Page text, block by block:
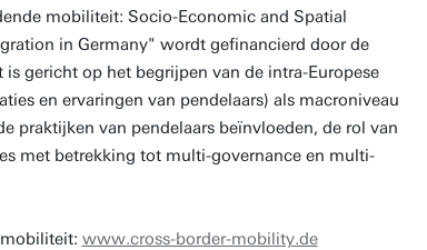
mobiliteit: Socio-Economic and Spatial
in Germany" wordt gefinancierd door de
gericht op het begrijpen van de intra-Europese
en ervaringen van pendelaars) als macroniveau
praktijken van pendelaars beïnvloeden, de rol van
met betrekking tot multi-governance en multi-
www.cross-border-mobility.de